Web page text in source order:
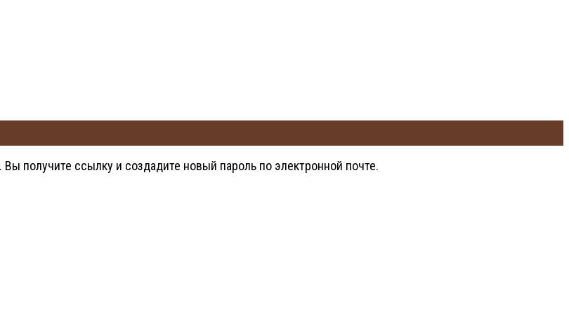
получите ссылку и создадите новый пароль по электронной почте.